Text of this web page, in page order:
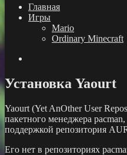
Главная
Игры
Mario
Ordinary Minecraft
Установка Yaourt
Yaourt (Yet AnOther User
пакетного менеджера
поддержкой репозитория
Его нет в репозиториях